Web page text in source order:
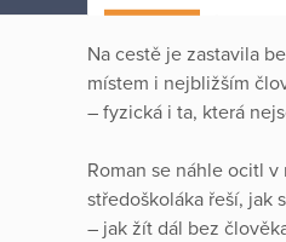
Na cestě je zastavila
místem i nejbližším
– fyzická i ta, která
Roman se náhle ocitl
středoškoláka řeší, jak
– jak žít dál bez